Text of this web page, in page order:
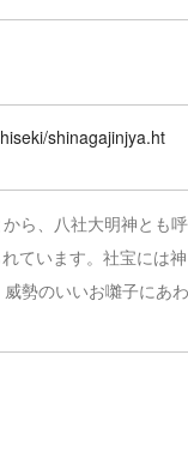
shinagajinjya.ht
ら、八社大明神とも呼
ています。社宝には神
勢のいいお囃子にあわ